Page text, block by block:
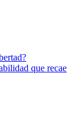
que recae